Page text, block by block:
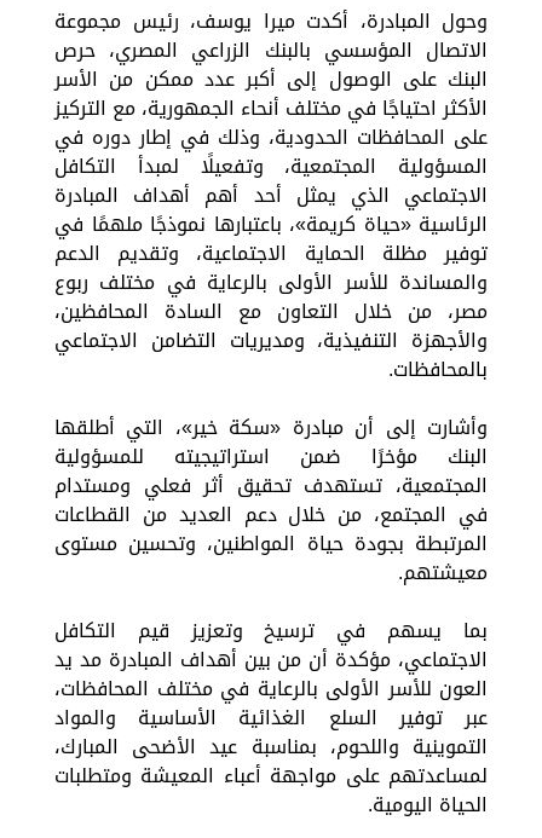
وحول المبادرة، أكدت ميرا يوسف، رئيس مجموعة
الاتصال المؤسسي بالبنك الزراعي المصري، حرص
البنك على الوصول إلى أكبر عدد ممكن من الأسر
الأكثر احتياجًا في مختلف أنحاء الجمهورية، مع التركيز
على المحافظات الحدودية، وذلك في إطار دوره في
المسؤولية المجتمعية، وتفعيلًا لمبدأ التكافل
الاجتماعي الذي يمثل أحد أهم أهداف المبادرة
الرئاسية «حياة كريمة»، باعتبارها نموذجًا ملهمًا في
توفير مظلة الحماية الاجتماعية، وتقديم الدعم
والمساندة للأسر الأولى بالرعاية في مختلف ربوع
مصر، من خلال التعاون مع السادة المحافظين،
والأجهزة التنفيذية، ومديريات التضامن الاجتماعي
بالمحافظات.
وأشارت إلى أن مبادرة «سكة خير»، التي أطلقها
البنك مؤخرًا ضمن استراتيجيته للمسؤولية
المجتمعية، تستهدف تحقيق أثر فعلي ومستدام
في المجتمع، من خلال دعم العديد من القطاعات
المرتبطة بجودة حياة المواطنين، وتحسين مستوى
معيشتهم.
بما يسهم في ترسيخ وتعزيز قيم التكافل
الاجتماعي، مؤكدة أن من بين أهداف المبادرة مد يد
العون للأسر الأولى بالرعاية في مختلف المحافظات،
عبر توفير السلع الغذائية الأساسية والمواد
التموينية واللحوم، بمناسبة عيد الأضحى المبارك،
لمساعدتهم على مواجهة أعباء المعيشة ومتطلبات
الحياة اليومية.